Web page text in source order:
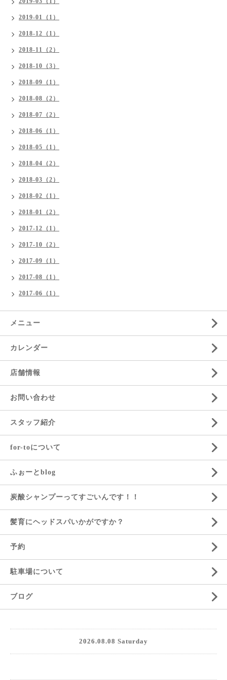
2019-01（1）
2018-12（1）
2018-11（2）
2018-10（3）
2018-09（1）
2018-08（2）
2018-07（2）
2018-06（1）
2018-05（1）
2018-04（2）
2018-03（2）
2018-02（1）
2018-01（2）
2017-12（1）
2017-10（2）
2017-09（1）
2017-08（1）
2017-06（1）
メニュー
カレンダー
店舗情報
お問い合わせ
スタッフ紹介
for-toについて
ふぉーとblog
炭酸シャンプーってすごいんです！！
髪育にヘッドスパいかがですか？
予約
駐車場について
ブログ
2026.08.08 Saturday